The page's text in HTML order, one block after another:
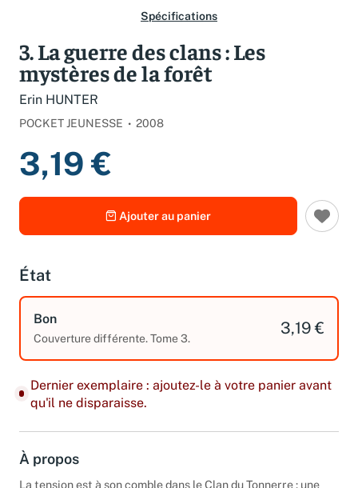
3. La guerre des clans : Les
mystères de la forêt
3,19 €
Ajouter au panier
État
Bon 3,19 €
Dernier exemplaire : ajoutez-le à votre panier avant
qu'il ne disparaisse.
À propos